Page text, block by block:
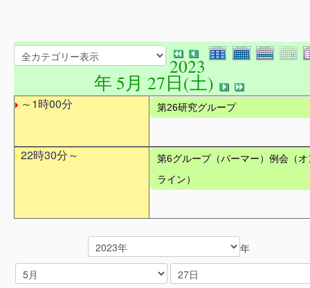
2023
年 5月 27日(土)
～1時00分 第26研究グループ
22時30分～
第6グループ（パーマー）例会（オ
ライン）
年